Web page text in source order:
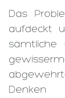
Das
aufdeckt
sämtliche
Denken